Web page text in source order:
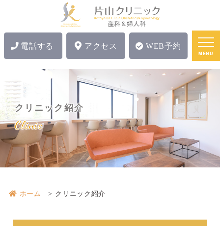
クリニック紹介|片山クリニック｜国立駅すぐ｜産婦人科
クリニック紹介
Clinic
電話する アクセス WEB予約
MENU
ホーム クリニック紹介